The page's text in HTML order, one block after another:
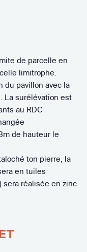
de parcelle en
limitrophe.
du pavillon avec la
La surélévation est
au RDC
de hauteur le
ton pierre, la
en tuiles
sera réalisée en zinc